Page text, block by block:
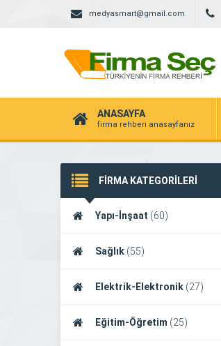
medyasmart@gmail.com
ANASAYFA
firma rehberi anasayfanız
FİRMA KATEGORİLERİ
Yapı-İnşaat (60)
Sağlık (55)
Elektrik-Elektronik (27)
Eğitim-Öğretim (25)